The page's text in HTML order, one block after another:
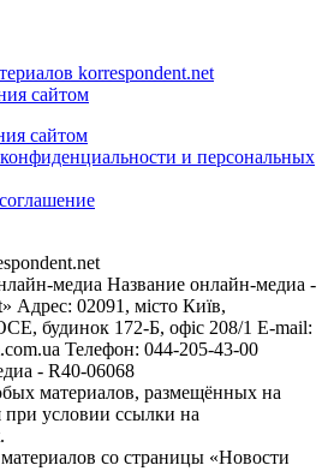
korrespondent.net
сайтом
сайтом
и персональных
медиа Название онлайн-медиа -
Адрес: 02091, місто Київ,
будинок 172-Б, офіс 208/1 E-mail:
Телефон: 044-205-43-00
- R40-06068
материалов, размещённых на
при условии ссылки на
со страницы «Новости